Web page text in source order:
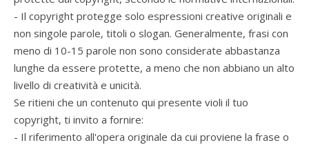
- Il copyright protegge solo espressioni creative originali e
non singole parole, titoli o slogan. Generalmente, frasi con
meno di 10-15 parole non sono considerate abbastanza
lunghe da essere protette, a meno che non abbiano un alto
livello di creatività e unicità.
Se ritieni che un contenuto qui presente violi il tuo
copyright, ti invito a fornire:
- Il riferimento all'opera originale da cui proviene la frase o